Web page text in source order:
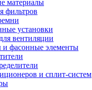
материалы
фильтров
установки
вентиляции
и фасонные элементы
и сплит-систем